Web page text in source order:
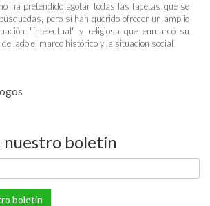
ha pretendido agotar todas las facetas que se
pero sí han querido ofrecer un amplio
"intelectual" y religiosa que enmarcó su
lado el marco histórico y la situación social
nuestro boletín
boletín